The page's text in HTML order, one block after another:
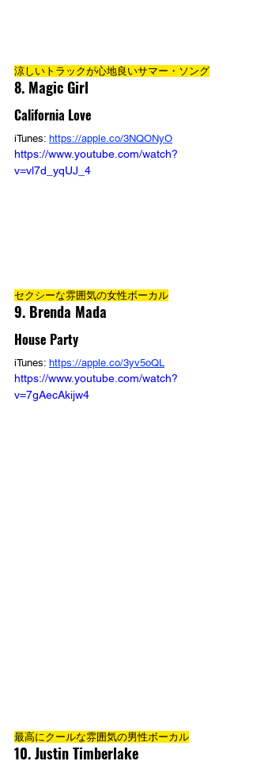
涼しいトラックが心地良いサマー・ソング
8. Magic Girl
California Love
iTunes: https://apple.co/3NQONyO
https://www.youtube.com/watch?
v=vl7d_yqUJ_4
セクシーな雰囲気の女性ボーカル
9. Brenda Mada
House Party
iTunes: https://apple.co/3yv5oQL
https://www.youtube.com/watch?
v=7gAecAkijw4
最高にクールな雰囲気の男性ボーカル
10. Justin Timberlake